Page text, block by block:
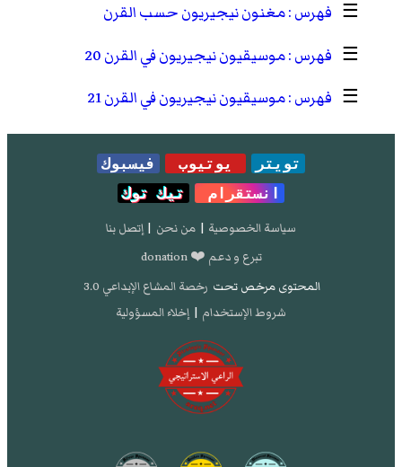
☰
مغنون نيجيريون حسب القرن
☰
موسيقيون نيجيريون في القرن 20
☰
موسيقيون نيجيريون في القرن 21
تويتر يوتيوب
فيسبوك
انستقرام
تيك توك
سياسة الخصوصية | من نحن | إتصل بنا
تبرع و دعم ❤️ donation
المحتوى مرخص تحت رخصة المشاع الإبداعي 3.0
شروط الإستخدام | إخلاء المسؤولية